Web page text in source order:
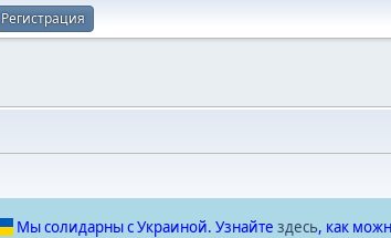
Регистрация
Мы солидарны с Украиной. Узнайте здесь, как